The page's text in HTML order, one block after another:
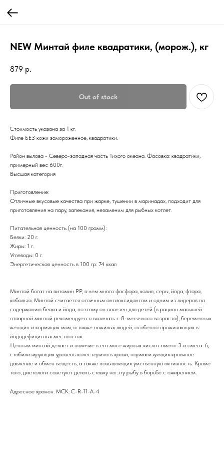
NEW Минтай филе квадратики, (морож.), кг
879 р.
Out of stock
Стоимость указана за 1 кг.
Филе БЕЗ кожи замороженное, квадратики.
Район вылова - Северо-западная часть Тихого океана. Фасовка: квадратики,
примерный вес 600г.
Высшая категория
Приготовление:
Отличные вкусовые качества при жарке, тушении в маринадах, подходит для
приготовления на пару, запекания, незаменим для рыбных котлет.
Питательная ценность (на 100 грамм):
Белки: 20 г.
Жиры: 1 г.
Углеводы: 0 г.
Энергетическая ценность в 100 гр: 74 ккал
Минтай богат на витамин РР, в нем много фосфора, калия, серы, йода, фтора,
кобальта. Минтай считается отличным антиоксидантом и одним из лидеров по
содержанию белка и йода, поэтому он полезен для детей (в рацион малышей
отварной минтай рекомендуется включать с 8-месячного возраста), беременных
женщин и кормящих мам, а также пожилых людей, особенно проживающих в
йододефицитных местностях.
Ценным минтай делает и наличие в его мясе жирных кислот омега-3 и омега-6,
стабилизирующих уровень холестерина в крови, нормализующих кровяное
давление и обмен веществ, а также повышающих умственную активность. Кроме
того, диетологи советуют делать ставку на эту рыбу в борьбе с ожирением.
Адресное хранен. МСК: C-R-11-A-4